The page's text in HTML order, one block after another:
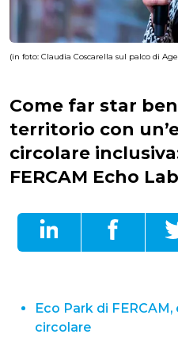
(in foto: Claudia Coscarella sul palco di
Come far star
territorio con
circolare
FERCAM Echo
Eco Park di
circolare